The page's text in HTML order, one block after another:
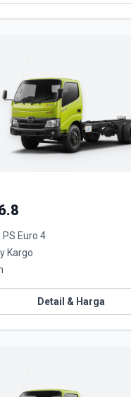
PS Euro 4
Kargo
Detail & Harga